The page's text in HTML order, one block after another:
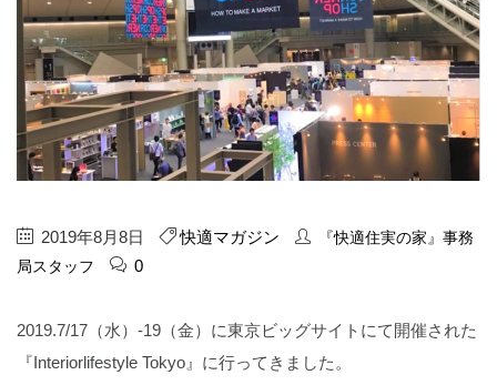
2019年8月8日 快適マガジン
『快適住実の家』事務
局スタッフ
0
2019.7/17（水）-19（金）に東京ビッグサイトにて開催された
『Interiorlifestyle Tokyo』に行ってきました。